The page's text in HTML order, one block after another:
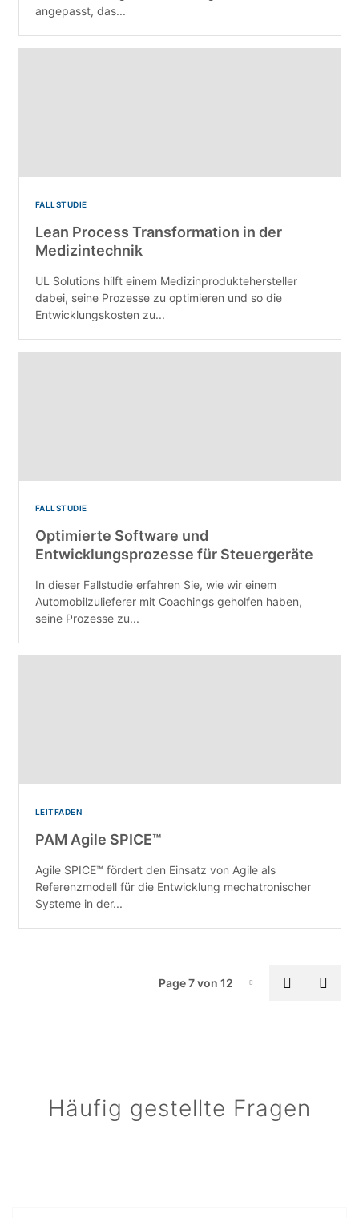
angepasst, das...
FALLSTUDIE
Lean Process Transformation in der
Medizintechnik
UL Solutions hilft einem Medizinproduktehersteller
dabei, seine Prozesse zu optimieren und so die
Entwicklungskosten zu...
FALLSTUDIE
Optimierte Software und
Entwicklungsprozesse für Steuergeräte
In dieser Fallstudie erfahren Sie, wie wir einem
Automobilzulieferer mit Coachings geholfen haben,
seine Prozesse zu...
LEITFADEN
PAM Agile SPICE™
Agile SPICE™ fördert den Einsatz von Agile als
Referenzmodell für die Entwicklung mechatronischer
Systeme in der...
Page-7
Page 7 von 12 Previous
Häufig gestellte Fragen